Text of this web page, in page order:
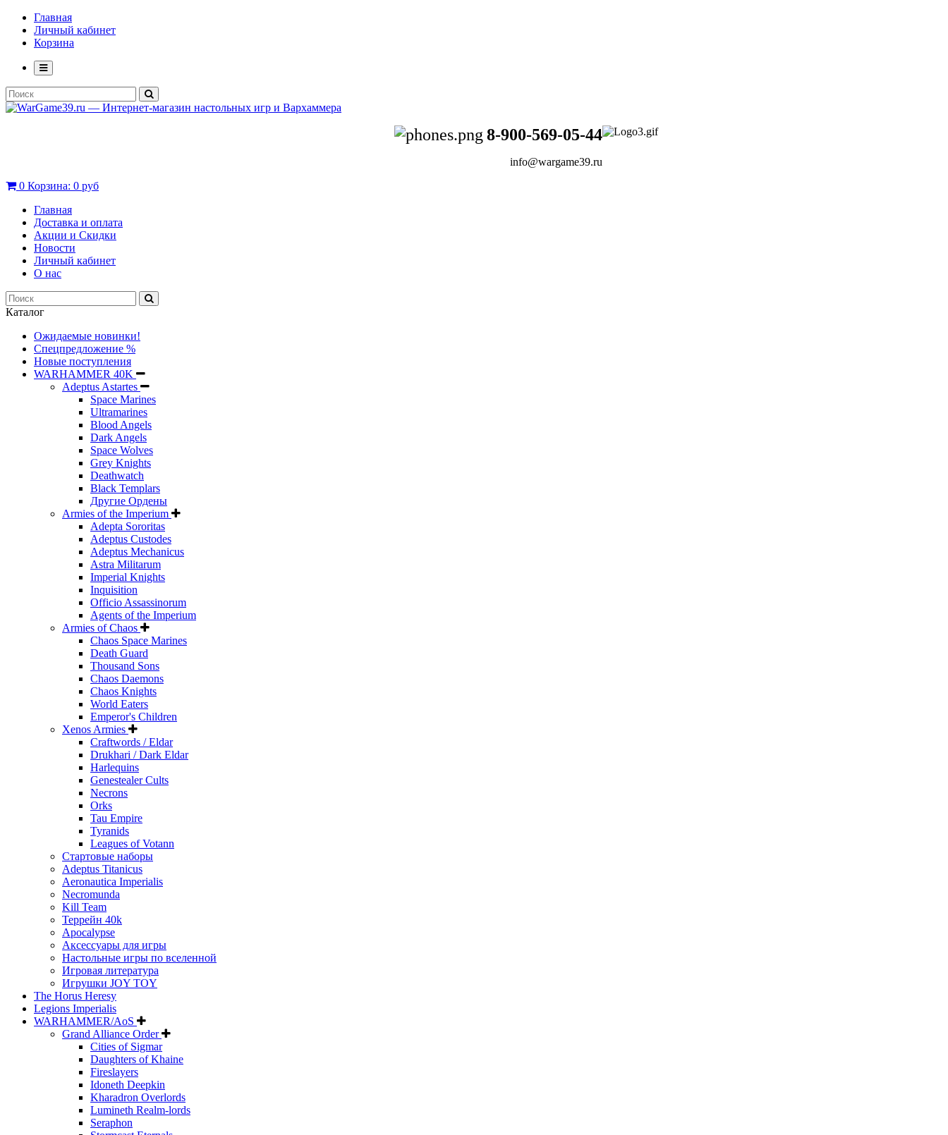
Главная
Личный кабинет
Корзина
8-900-569-05-44
info@wargame39.ru
0 Корзина: 0 руб
Главная
Доставка и оплата
Акции и Скидки
Новости
Личный кабинет
О нас
Каталог
Ожидаемые новинки!
Спецпредложение %
Новые поступления
WARHAMMER 40K
Adeptus Astartes
Space Marines
Ultramarines
Blood Angels
Dark Angels
Space Wolves
Grey Knights
Deathwatch
Black Templars
Другие Ордены
Armies of the Imperium
Adepta Sororitas
Adeptus Custodes
Adeptus Mechanicus
Astra Militarum
Imperial Knights
Inquisition
Officio Assassinorum
Agents of the Imperium
Armies of Chaos
Chaos Space Marines
Death Guard
Thousand Sons
Chaos Daemons
Chaos Knights
World Eaters
Emperor's Children
Xenos Armies
Craftwords / Eldar
Drukhari / Dark Eldar
Harlequins
Genestealer Cults
Necrons
Orks
Tau Empire
Tyranids
Leagues of Votann
Стартовые наборы
Adeptus Titanicus
Aeronautica Imperialis
Necromunda
Kill Team
Террейн 40k
Apocalypse
Аксессуары для игры
Настольные игры по вселенной
Игровая литература
Игрушки JOY TOY
The Horus Heresy
Legions Imperialis
WARHAMMER/AoS
Grand Alliance Order
Cities of Sigmar
Daughters of Khaine
Fireslayers
Idoneth Deepkin
Kharadron Overlords
Lumineth Realm-lords
Seraphon